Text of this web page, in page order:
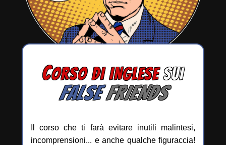
CORSO DI INGLESESUI
FALSEFRIENDS
Il corso che ti farà evitare inutili malintesi,
incomprensioni... e anche qualche figuraccia!